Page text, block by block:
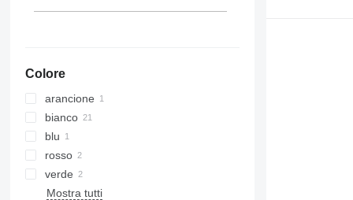
Colore
arancione
bianco
blu
rosso
verde
Mostra tutti